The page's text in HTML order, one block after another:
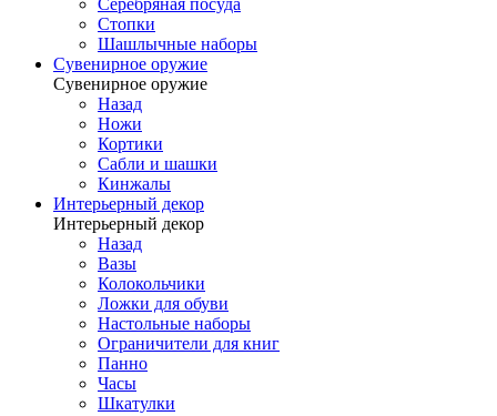
Серебряная посуда
Стопки
Шашлычные наборы
Сувенирное оружие
Сувенирное оружие
Назад
Ножи
Кортики
Сабли и шашки
Кинжалы
Интерьерный декор
Интерьерный декор
Назад
Вазы
Колокольчики
Ложки для обуви
Настольные наборы
Ограничители для книг
Панно
Часы
Шкатулки